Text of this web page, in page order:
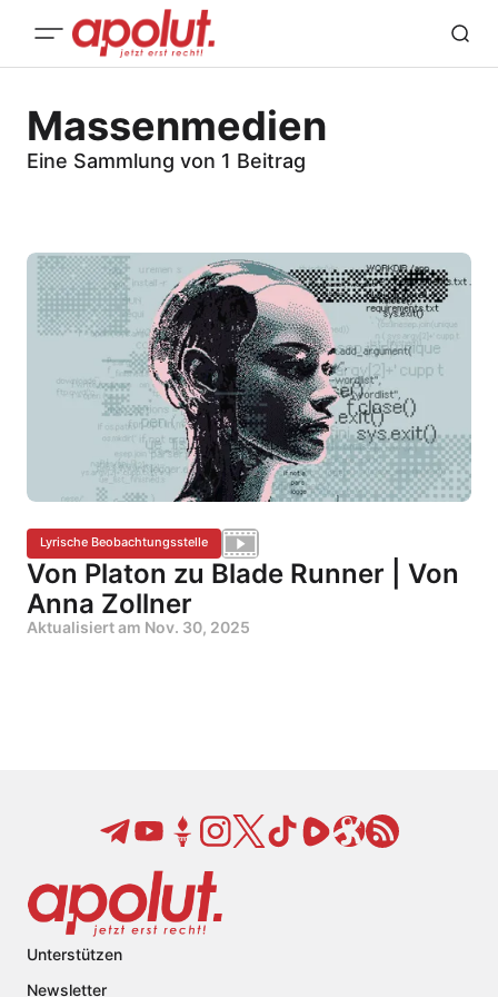
Massenmedien
Eine Sammlung von 1 Beitrag
Lyrische Beobachtungsstelle
Von Platon zu Blade Runner | Von
Anna Zollner
Aktualisiert am Nov. 30, 2025
Unterstützen
Newsletter